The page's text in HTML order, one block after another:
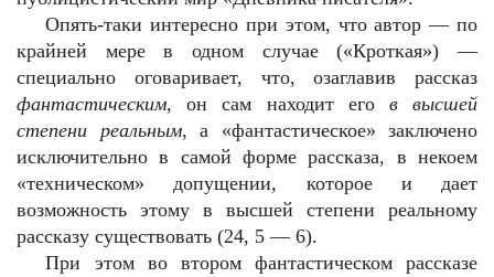
Опять-таки интересно при этом, что автор — по
крайней мере в одном случае («Кроткая») —
специально оговаривает, что, озаглавив рассказ
фантастическим, он сам находит его в высшей
степени реальным, а «фантастическое» заключено
исключительно в самой форме рассказа, в некоем
«техническом» допущении, которое и дает
возможность этому в высшей степени реальному
рассказу существовать (24, 5 — 6).
При этом во втором фантастическом рассказе